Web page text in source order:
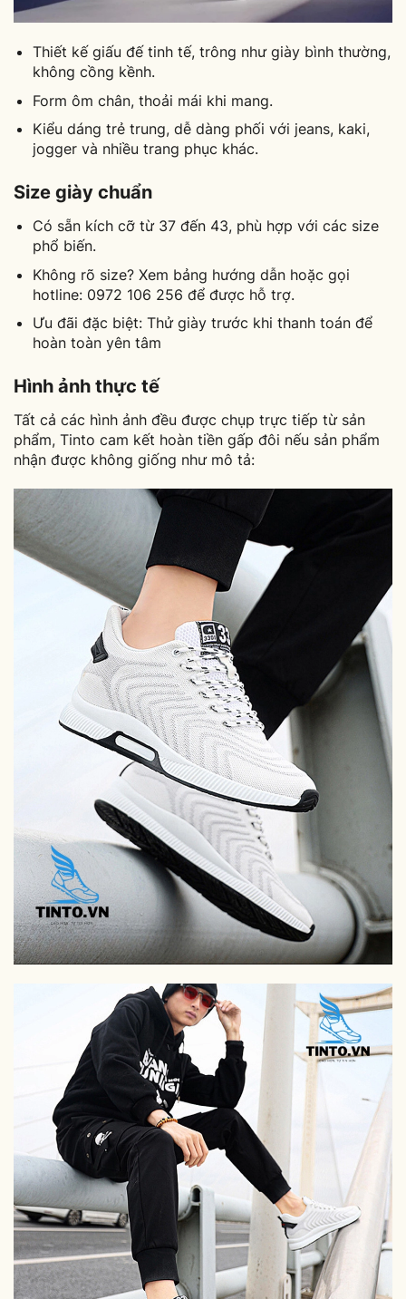
Thiết kế giấu đế tinh tế, trông như giày bình thường,
không cồng kềnh.
Form ôm chân, thoải mái khi mang.
Kiểu dáng trẻ trung, dễ dàng phối với jeans, kaki,
jogger và nhiều trang phục khác.
Size giày chuẩn
Có sẵn kích cỡ từ 37 đến 43, phù hợp với các size
phổ biến.
Không rõ size? Xem bảng hướng dẫn hoặc gọi
hotline: 0972 106 256 để được hỗ trợ.
Ưu đãi đặc biệt: Thử giày trước khi thanh toán để
hoàn toàn yên tâm
Hình ảnh thực tế
Tất cả các hình ảnh đều được chụp trực tiếp từ sản
phẩm, Tinto cam kết hoàn tiền gấp đôi nếu sản phẩm
nhận được không giống như mô tả: